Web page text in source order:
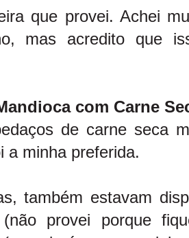
que provei. Achei
mas acredito que
com Carne
de carne seca
a minha preferida.
também estavam
(não provei porque